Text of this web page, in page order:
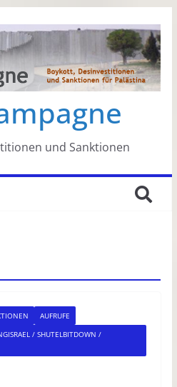
und Sanktionen
AUFRUFE
/ SHUTELBITDOWN /